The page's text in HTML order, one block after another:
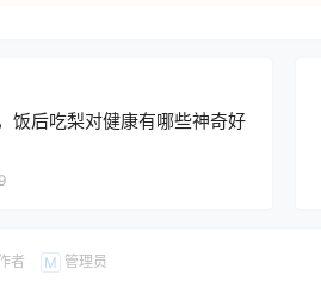
饭后吃梨对健康有哪些神奇好
者 M 管理员